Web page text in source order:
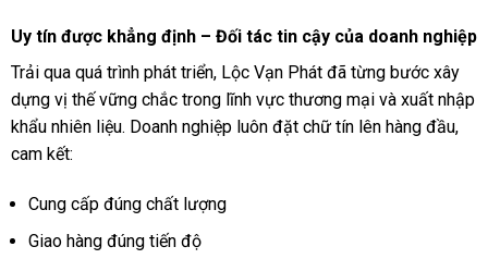
Uy tín được khẳng định – Đối tác tin cậy của doanh nghiệp
Trải qua quá trình phát triển, Lộc Vạn Phát đã từng bước xây
dựng vị thế vững chắc trong lĩnh vực thương mại và xuất nhập
khẩu nhiên liệu. Doanh nghiệp luôn đặt chữ tín lên hàng đầu,
cam kết:
Cung cấp đúng chất lượng
Giao hàng đúng tiến độ